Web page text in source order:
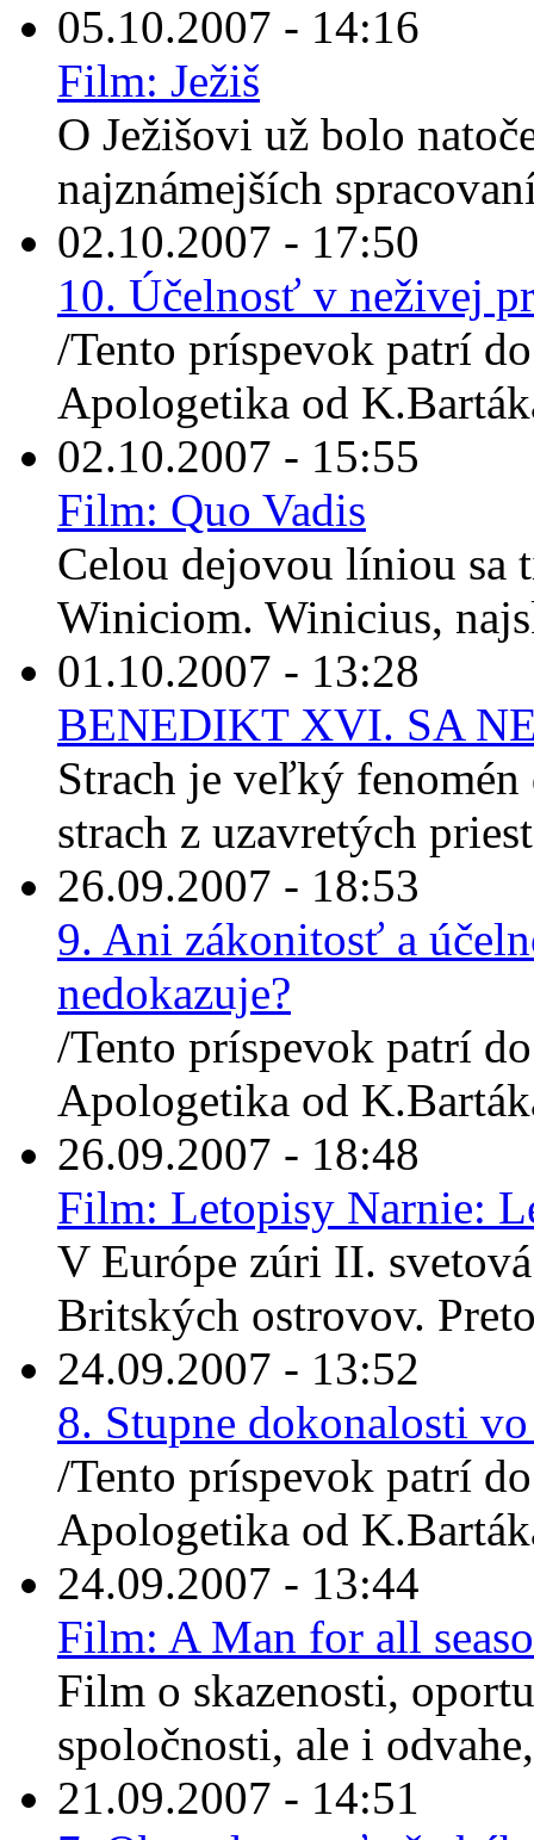
05.10.2007 - 14:16
Film: Ježiš
O Ježišovi už bolo
najznámejších
02.10.2007 - 17:50
10. Účelnosť v neživej
/Tento príspevok patrí
Apologetika od
02.10.2007 - 15:55
Film: Quo Vadis
Celou dejovou líniou sa
Winiciom. Winicius,
01.10.2007 - 13:28
BENEDIKT XVI. SA
Strach je veľký
strach z uzavretých
26.09.2007 - 18:53
9. Ani zákonitosť a
nedokazuje?
/Tento príspevok patrí
Apologetika od
26.09.2007 - 18:48
Film: Letopisy Narnie:
V Európe zúri II.
Britských ostrovov.
24.09.2007 - 13:52
8. Stupne dokonalosti
/Tento príspevok patrí
Apologetika od
24.09.2007 - 13:44
Film: A Man for all
Film o skazenosti,
spoločnosti, ale i
21.09.2007 - 14:51